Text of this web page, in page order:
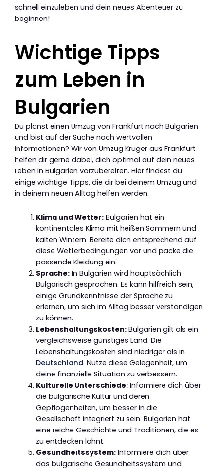
schnell einzuleben und dein neues Abenteuer zu
beginnen!
Wichtige Tipps
zum Leben in
Bulgarien
Du planst einen Umzug von Frankfurt nach Bulgarien
und bist auf der Suche nach wertvollen
Informationen? Wir von Umzug Krüger aus Frankfurt
helfen dir gerne dabei, dich optimal auf dein neues
Leben in Bulgarien vorzubereiten. Hier findest du
einige wichtige Tipps, die dir bei deinem Umzug und
in deinem neuen Alltag helfen werden.
Klima und Wetter:Bulgarien hat ein
kontinentales Klima mit heißen Sommern und
kalten Wintern. Bereite dich entsprechend auf
diese Wetterbedingungen vor und packe die
passende Kleidung ein.
Sprache:In Bulgarien wird hauptsächlich
Bulgarisch gesprochen. Es kann hilfreich sein,
einige Grundkenntnisse der Sprache zu
erlernen, um sich im Alltag besser verständigen
zu können.
Lebenshaltungskosten:Bulgarien gilt als ein
vergleichsweise günstiges Land. Die
Lebenshaltungskosten sind niedriger als in
Deutschland. Nutze diese Gelegenheit, um
deine finanzielle Situation zu verbessern.
Kulturelle Unterschiede:Informiere dich über
die bulgarische Kultur und deren
Gepflogenheiten, um besser in die
Gesellschaft integriert zu sein. Bulgarien hat
eine reiche Geschichte und Traditionen, die es
zu entdecken lohnt.
Gesundheitssystem:Informiere dich über
das bulgarische Gesundheitssystem und